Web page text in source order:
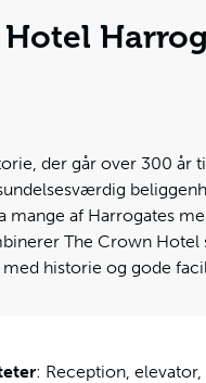
der går over 300 år
mange af Harrogates
The Crown Hotel
historie og gode
: Reception,